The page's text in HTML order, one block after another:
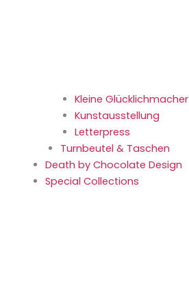
Kleine Glücklich­macher
Kunstaus­stellung
Letterpress
Turnbeutel & Taschen
Death by Chocolate Design
Special Collections